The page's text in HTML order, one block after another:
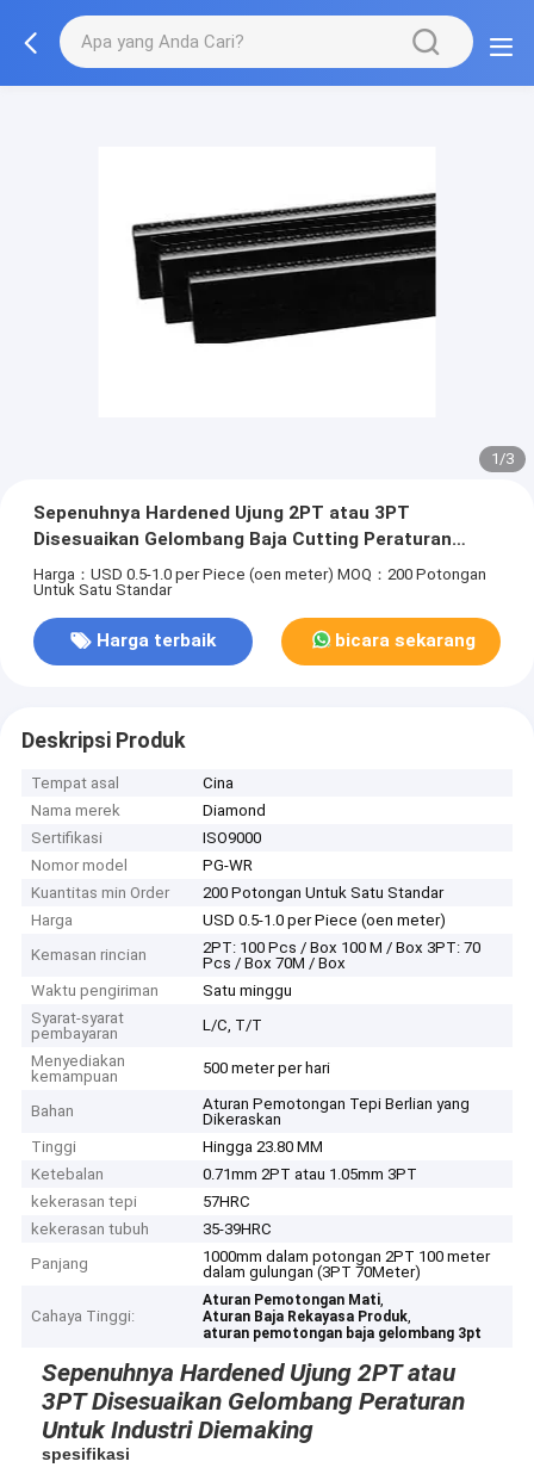
1/3
Sepenuhnya Hardened Ujung 2PT atau 3PT
Disesuaikan Gelombang Baja Cutting Peraturan
Untuk Industri Diemaking
Harga：USD 0.5-1.0 per Piece (oen meter) MOQ：200 Potongan
Untuk Satu Standar
Harga terbaik bicara sekarang
Deskripsi Produk
Tempat asal
Cina
Nama merek
Diamond
Sertifikasi
ISO9000
Nomor model
PG-WR
Kuantitas min Order
200 Potongan Untuk Satu Standar
Harga
USD 0.5-1.0 per Piece (oen meter)
Kemasan rincian
2PT: 100 Pcs / Box 100 M / Box 3PT: 70
Pcs / Box 70M / Box
Waktu pengiriman
Satu minggu
Syarat-syarat
pembayaran
L/C, T/T
Menyediakan
kemampuan
500 meter per hari
Bahan
Aturan Pemotongan Tepi Berlian yang
Dikeraskan
Tinggi
Hingga 23.80 MM
Ketebalan
0.71mm 2PT atau 1.05mm 3PT
kekerasan tepi
57HRC
kekerasan tubuh
35-39HRC
Panjang
1000mm dalam potongan 2PT 100 meter
dalam gulungan (3PT 70Meter)
Cahaya Tinggi:
Aturan Pemotongan Mati,
Aturan Baja Rekayasa Produk,
aturan pemotongan baja gelombang 3pt
Sepenuhnya Hardened Ujung 2PT atau
3PT Disesuaikan Gelombang Peraturan
Untuk Industri Diemaking
spesifikasi